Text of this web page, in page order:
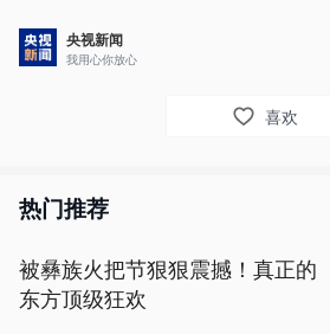
央视新闻
我用心你放心
喜欢
热门推荐
被彝族火把节狠狠震撼！真正的
东方顶级狂欢